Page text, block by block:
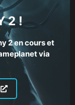
2 !
2 en cours et
via